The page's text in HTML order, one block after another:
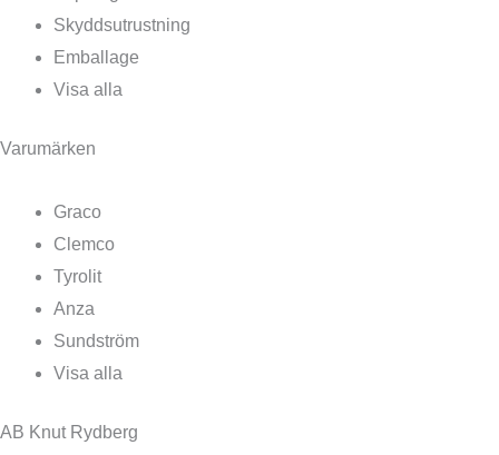
Skyddsutrustning
Emballage
Visa alla
Varumärken
Graco
Clemco
Tyrolit
Anza
Sundström
Visa alla
AB Knut Rydberg